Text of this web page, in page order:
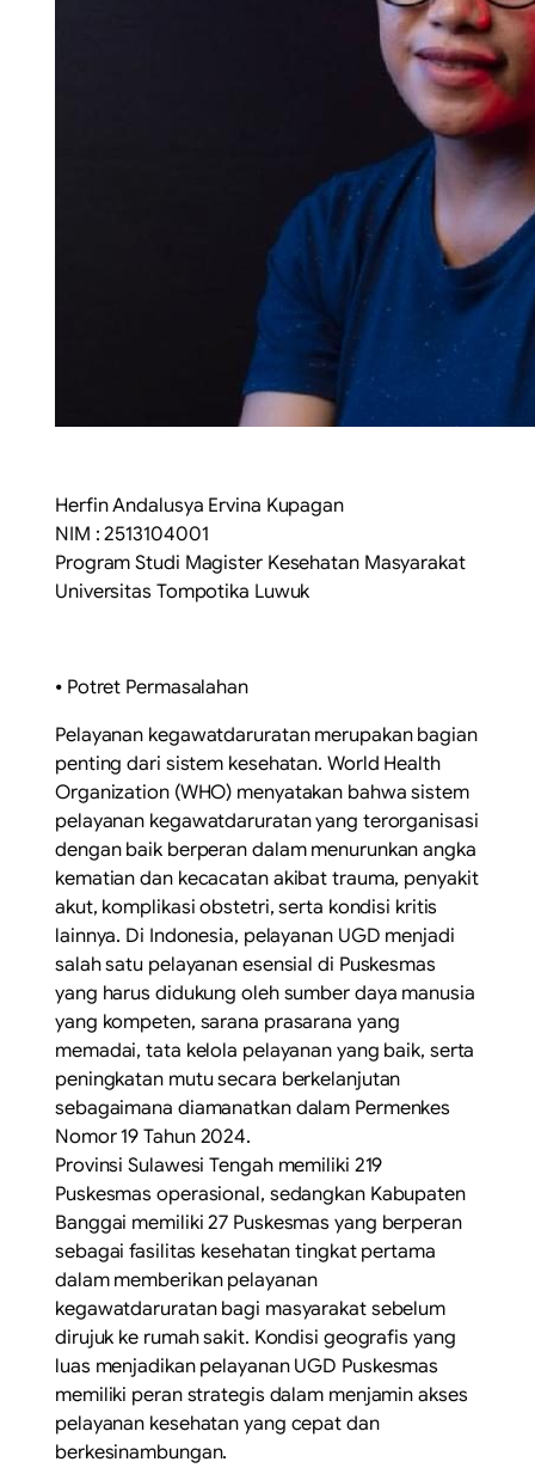
Herfin Andalusya Ervina Kupagan
NIM : 2513104001
Program Studi Magister Kesehatan Masyarakat
Universitas Tompotika Luwuk
⦁ Potret Permasalahan
Pelayanan kegawatdaruratan merupakan bagian
penting dari sistem kesehatan. World Health
Organization (WHO) menyatakan bahwa sistem
pelayanan kegawatdaruratan yang terorganisasi
dengan baik berperan dalam menurunkan angka
kematian dan kecacatan akibat trauma, penyakit
akut, komplikasi obstetri, serta kondisi kritis
lainnya. Di Indonesia, pelayanan UGD menjadi
salah satu pelayanan esensial di Puskesmas
yang harus didukung oleh sumber daya manusia
yang kompeten, sarana prasarana yang
memadai, tata kelola pelayanan yang baik, serta
peningkatan mutu secara berkelanjutan
sebagaimana diamanatkan dalam Permenkes
Nomor 19 Tahun 2024.
Provinsi Sulawesi Tengah memiliki 219
Puskesmas operasional, sedangkan Kabupaten
Banggai memiliki 27 Puskesmas yang berperan
sebagai fasilitas kesehatan tingkat pertama
dalam memberikan pelayanan
kegawatdaruratan bagi masyarakat sebelum
dirujuk ke rumah sakit. Kondisi geografis yang
luas menjadikan pelayanan UGD Puskesmas
memiliki peran strategis dalam menjamin akses
pelayanan kesehatan yang cepat dan
berkesinambungan.